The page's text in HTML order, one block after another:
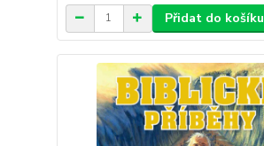
Přidat do košíku